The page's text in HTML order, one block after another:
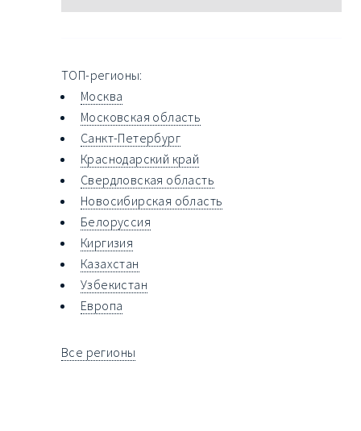
ТОП-регионы:
Москва
Московская область
Санкт-Петербург
Краснодарский край
Свердловская область
Новосибирская область
Белоруссия
Киргизия
Казахстан
Узбекистан
Европа
Все регионы